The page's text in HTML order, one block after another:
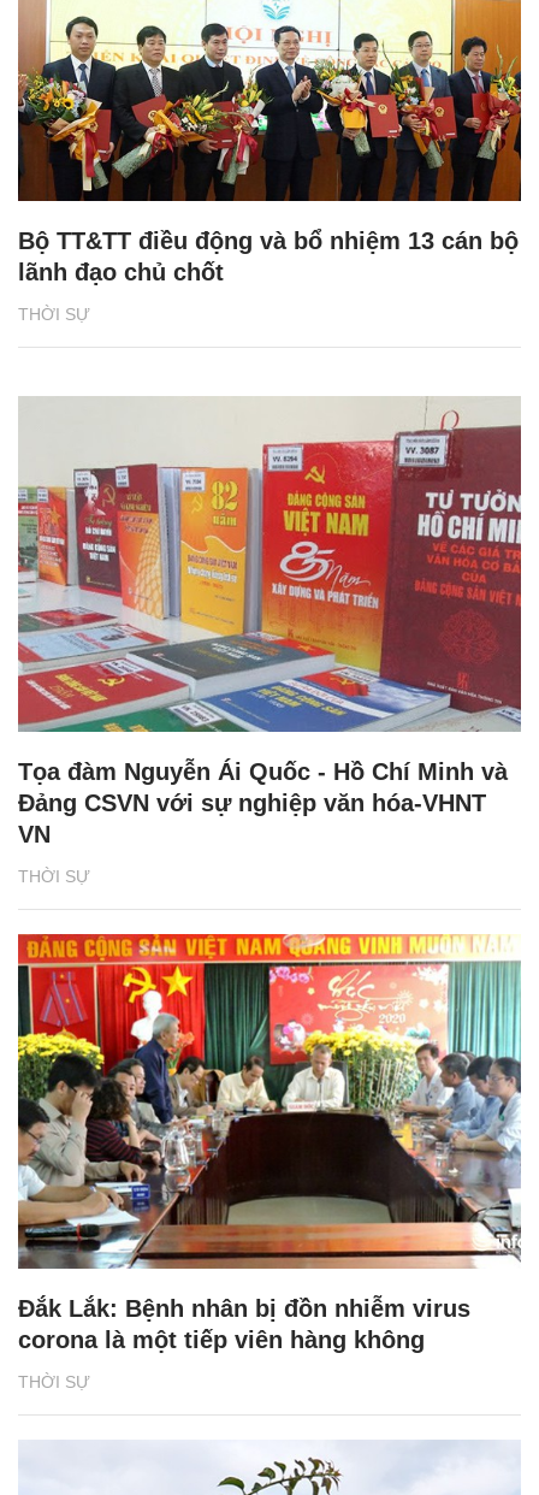
THỜI SỰ
Bộ TT&TT điều động và bổ nhiệm 13 cán bộ
lãnh đạo chủ chốt
THỜI SỰ
Tọa đàm Nguyễn Ái Quốc - Hồ Chí Minh và
Đảng CSVN với sự nghiệp văn hóa-VHNT
VN
THỜI SỰ
Đắk Lắk: Bệnh nhân bị đồn nhiễm virus
corona là một tiếp viên hàng không